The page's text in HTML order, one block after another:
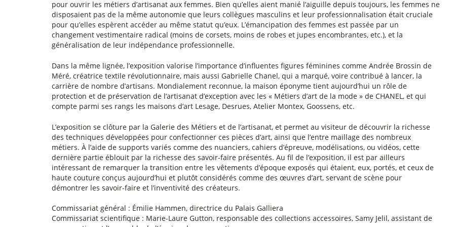
pour ouvrir les métiers d’artisanat aux femmes. Bien qu’elles aient manié l’aiguille depuis toujours, les femmes ne
disposaient pas de la même autonomie que leurs collègues masculins et leur professionnalisation était cruciale
pour qu’elles espèrent accéder au même statut qu’eux. L’émancipation des femmes est passée par un
changement vestimentaire radical (moins de corsets, moins de robes et jupes encombrantes, etc.), et la
généralisation de leur indépendance professionnelle.
Dans la même lignée, l’exposition valorise l’importance d’influentes figures féminines comme Andrée Brossin de
Méré, créatrice textile révolutionnaire, mais aussi Gabrielle Chanel, qui a marqué, voire contribué à lancer, la
carrière de nombre d’artisans. Mondialement reconnue, la maison éponyme tient aujourd’hui un rôle de
protection et de préservation de l’artisanat d’exception avec les « Métiers d’art de la mode » de CHANEL, et qui
compte parmi ses rangs les maisons d’art Lesage, Desrues, Atelier Montex, Goossens, etc.
L’exposition se clôture par la Galerie des Métiers et de l’artisanat, et permet au visiteur de découvrir la richesse
des techniques développées pour confectionner ces pièces d’art, ainsi que l’entre maillage des nombreux
métiers. À l’aide de supports variés comme des nuanciers, cahiers d’épreuve, modélisations, ou vidéos, cette
dernière partie éblouit par la richesse des savoir-faire présentés. Au fil de l’exposition, il est par ailleurs
intéressant de remarquer la transition entre les vêtements d’époque exposés qui étaient, eux, portés, et ceux de
haute couture conçus aujourd’hui et plutôt considérés comme des œuvres d’art, servant de scène pour
démontrer les savoir-faire et l’inventivité des créateurs.
Commissariat général : Émilie Hammen, directrice du Palais Galliera
Commissariat scientifique : Marie-Laure Gutton, responsable des collections accessoires, Samy Jelil, assistant de